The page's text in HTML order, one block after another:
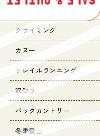
クライミング
カヌー
トレイルランニング
沢登り
バックカントリー
冬季登山